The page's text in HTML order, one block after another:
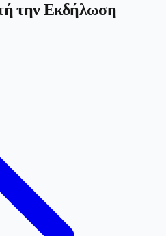
την Εκδήλωση